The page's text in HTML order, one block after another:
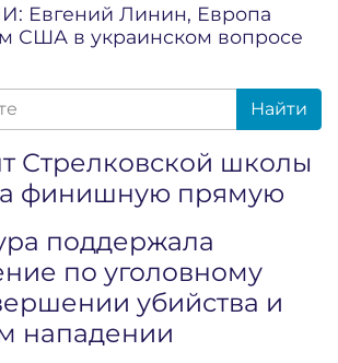
Евгений Линин, Европа
США в украинском вопросе
Найти
Стрелковской школы
финишную прямую
поддержала
по уголовному
убийства и
нападении